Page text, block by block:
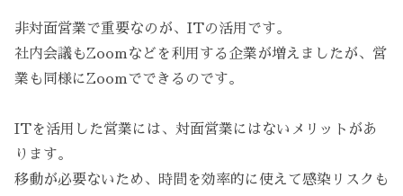
非対面営業で重要なのが、ITの活用です。
社内会議もZoomなどを利用する企業が増えましたが、営
業も同様にZoomでできるのです。
ITを活用した営業には、対面営業にはないメリットがあ
ります。
移動が必要ないため、時間を効率的に使えて感染リスクも